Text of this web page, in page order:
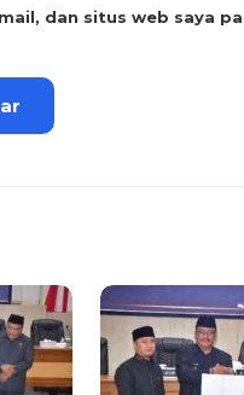
dan situs web saya